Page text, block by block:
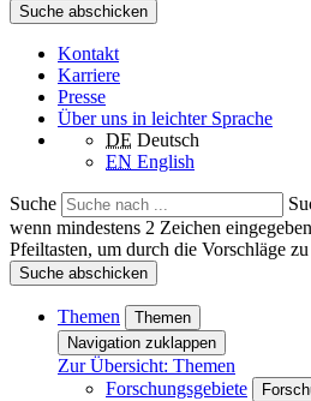
Suche abschicken
Kontakt
Karriere
Presse
Über uns in leichter Sprache
DE Deutsch
EN English
Suche
wenn mindestens 2 Zeichen
Pfeiltasten, um durch die Vorschläge
Suche abschicken
Themen
Themen
Navigation zuklappen
Zur Übersicht: Themen
Forschungsgebiete